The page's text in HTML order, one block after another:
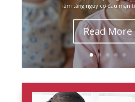
làm tăng nguy cơ đau mạn
Read More